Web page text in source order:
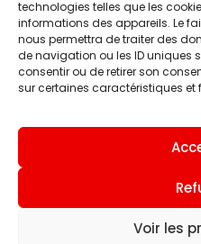
technologies telles que les
informations des appareils. Le
nous permettra de traiter des
de navigation ou les ID uniques
consentir ou de retirer son
sur certaines caractéristiques et
Voir les
ACTUALITÉS
CLUB
BOUTIQUE